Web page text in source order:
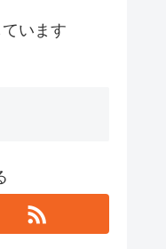
います